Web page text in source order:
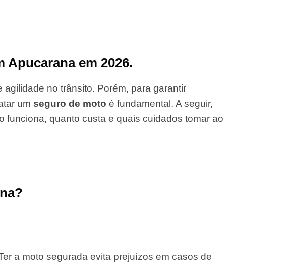
em 2026.
no trânsito. Porém, para garantir
um seguro de moto é fundamental. A seguir,
quanto custa e quais cuidados tomar ao
a moto segurada evita prejuízos em casos de